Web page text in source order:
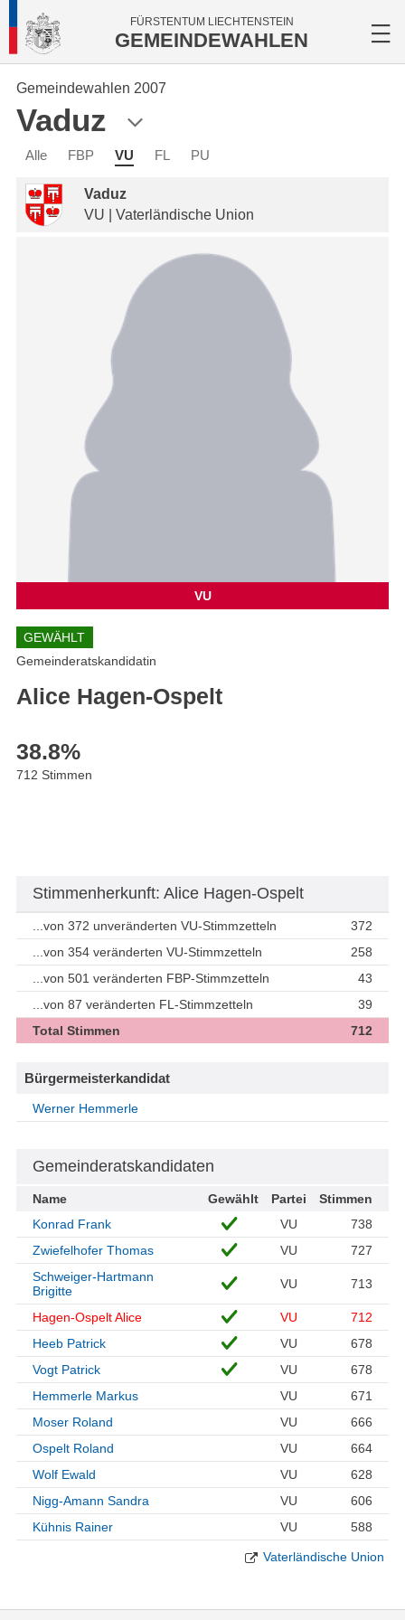
FÜRSTENTUM LIECHTENSTEIN
GEMEINDEWAHLEN
Gemeindewahlen 2007
Vaduz
Alle FBP VU FL PU
Vaduz
VU | Vaterländische Union
VU
GEWÄHLT
Gemeinderatskandidatin
Alice Hagen-Ospelt
38.8%
712 Stimmen
Stimmenherkunft: Alice Hagen-Ospelt
...von 372 unveränderten VU-Stimmzetteln
372
...von 354 veränderten VU-Stimmzetteln
258
...von 501 veränderten FBP-Stimmzetteln
43
...von 87 veränderten FL-Stimmzetteln
39
Total Stimmen
712
Bürgermeisterkandidat
Werner Hemmerle
Gemeinderatskandidaten
Name Gewählt Partei
Stimmen
Konrad Frank
VU
738
Zwiefelhofer Thomas
VU
727
Schweiger-Hartmann
Brigitte
VU 713
Hagen-Ospelt Alice VU
712
Heeb Patrick
VU
678
Vogt Patrick
VU
678
Hemmerle Markus
VU
671
Moser Roland
VU
666
Ospelt Roland
VU
664
Wolf Ewald
VU
628
Nigg-Amann Sandra
VU
606
Kühnis Rainer
VU 588
Vaterländische Union